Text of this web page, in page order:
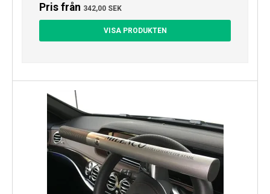
Pris från 342,00 SEK
VISA PRODUKTEN